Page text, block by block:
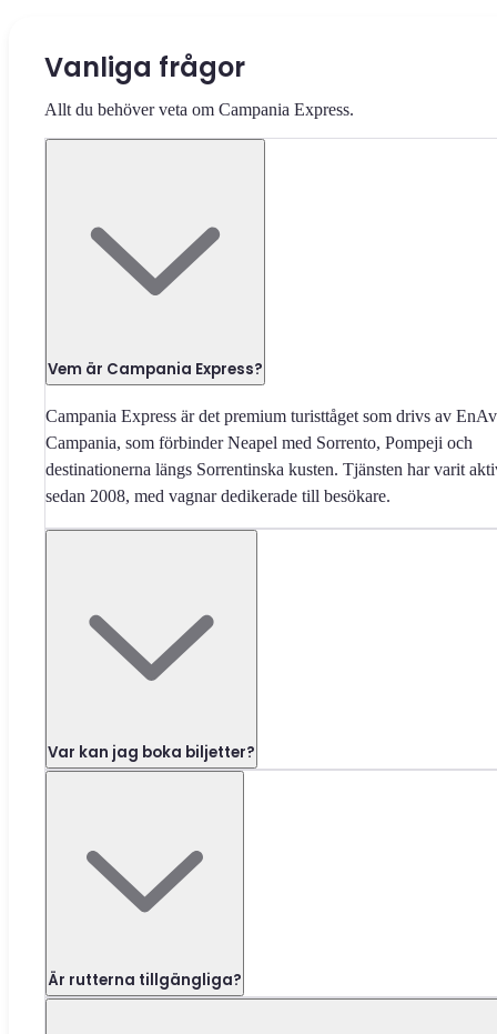
Vanliga frågor
Allt du behöver veta om Campania Express.
Vem är Campania Express?
Campania Express är det premium turisttåget som drivs av EnAv
Campania, som förbinder Neapel med Sorrento, Pompeji och
destinationerna längs Sorrentinska kusten. Tjänsten har varit
sedan 2008, med vagnar dedikerade till besökare.
Var kan jag boka biljetter?
Är rutterna tillgängliga?